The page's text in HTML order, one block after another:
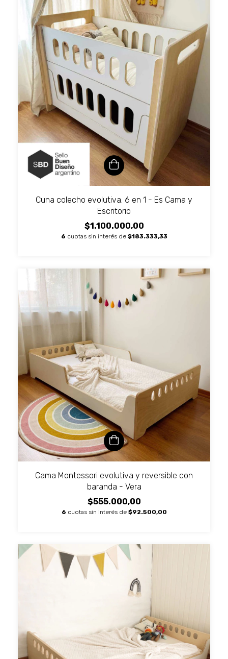
Cuna colecho evolutiva. 6 en 1 - Es Cama y
Escritorio
$1.100.000,00
6 cuotas sin interés de $183.333,33
Cama Montessori evolutiva y reversible con
baranda - Vera
$555.000,00
6 cuotas sin interés de $92.500,00